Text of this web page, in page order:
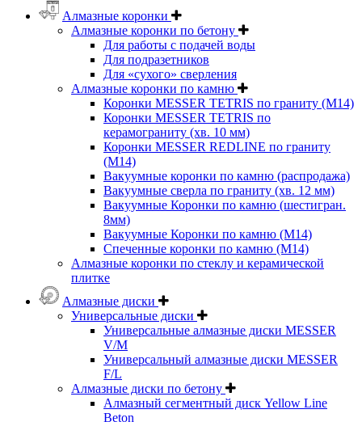
Алмазные коронки
Алмазные коронки по бетону
Для работы с подачей воды
Для подразетников
Для «сухого» сверления
Алмазные коронки по камню
Коронки MESSER TETRIS по граниту (М14)
Коронки MESSER TETRIS по
керамограниту (хв. 10 мм)
Коронки MESSER REDLINE по граниту
(М14)
Вакуумные коронки по камню (распродажа)
Вакуумные сверла по граниту (хв. 12 мм)
Вакуумные Коронки по камню (шестигран.
8мм)
Вакуумные Коронки по камню (M14)
Спеченные коронки по камню (M14)
Алмазные коронки по стеклу и керамической
плитке
Алмазные диски
Универсальные диски
Универсальные алмазные диски MESSER
V/M
Универсальный алмазные диски MESSER
F/L
Алмазные диски по бетону
Алмазный сегментный диск Yellow Line
Beton